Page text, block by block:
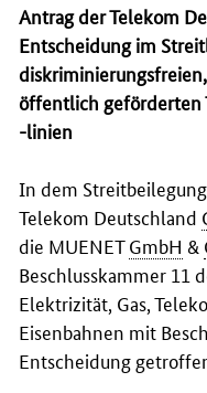
Antrag der Telekom
Entscheidung im
öffentlich geförderten
-linien
In dem
Telekom Deutschland
die MUENETGmbH &
Beschlusskammer 11
Elektrizität, Gas,
Eisenbahnen mit
Entscheidung